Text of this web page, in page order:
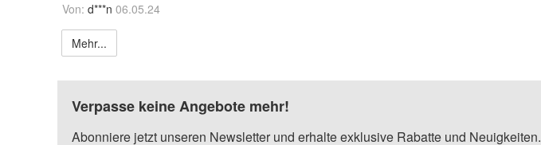
Von: d***n 06.05.24
Mehr...
Verpasse keine Angebote mehr!
Abonniere jetzt unseren Newsletter und erhalte exklusive Rabatte und Neuigkeiten.